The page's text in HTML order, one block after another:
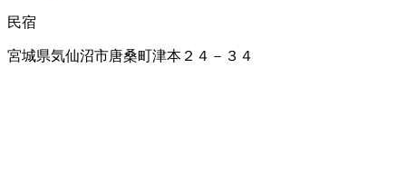
民宿
宮城県気仙沼市唐桑町津本２４－３４